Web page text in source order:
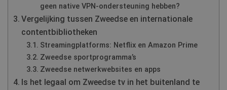
geen native VPN-ondersteuning hebben?
Vergelijking tussen Zweedse en internationale
contentbibliotheken
Streamingplatforms: Netflix en Amazon Prime
Zweedse sportprogramma’s
Zweedse netwerkwebsites en apps
Is het legaal om Zweedse tv in het buitenland te